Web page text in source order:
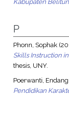
P
Phonn, Sophak
Skills Instruction
thesis, UNY.
Poerwanti, Endang
Pendidikan